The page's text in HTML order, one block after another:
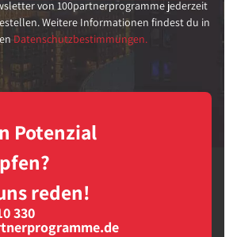
von 100partnerprogramme jederzeit
Weitere Informationen findest du in
Datenschutzbestimmungen.
Potenzial
reden!
330